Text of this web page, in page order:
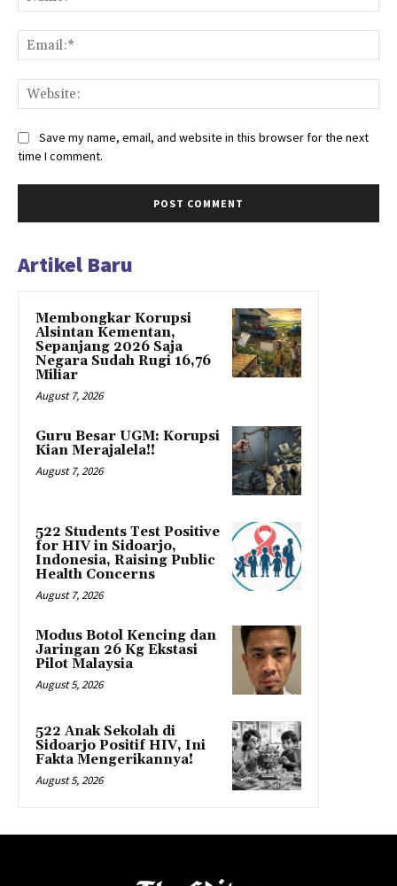
Save my name, email, and website in this browser for the next
time I comment.
Artikel Baru
Membongkar Korupsi
Alsintan Kementan,
Sepanjang 2026 Saja
Negara Sudah Rugi 16,76
Miliar
August 7, 2026
Guru Besar UGM: Korupsi
Kian Merajalela!!
August 7, 2026
522 Students Test Positive
for HIV in Sidoarjo,
Indonesia, Raising Public
Health Concerns
August 7, 2026
Modus Botol Kencing dan
Jaringan 26 Kg Ekstasi
Pilot Malaysia
August 5, 2026
522 Anak Sekolah di
Sidoarjo Positif HIV, Ini
Fakta Mengerikannya!
August 5, 2026